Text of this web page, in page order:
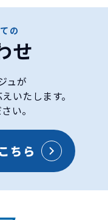
特徴
トのボンネット
のコンセプトで
を記録し実用志
なった6代目ステ
の
せ
ュが
いたします。
い。
ちら